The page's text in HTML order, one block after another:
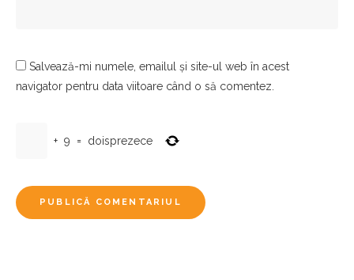
Salvează-mi numele, emailul și site-ul web în acest
navigator pentru data viitoare când o să comentez.
+ 9 = doisprezece